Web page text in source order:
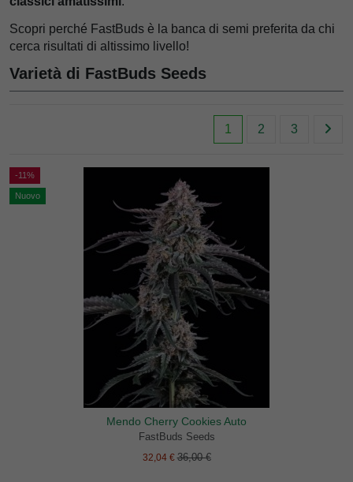
Scopri perché FastBuds è la banca di semi preferita da chi
cerca risultati di altissimo livello!
Varietà di FastBuds Seeds
1 2 3
-11%
Nuovo
Mendo Cherry Cookies Auto
FastBuds Seeds
32,04 €36,00 €